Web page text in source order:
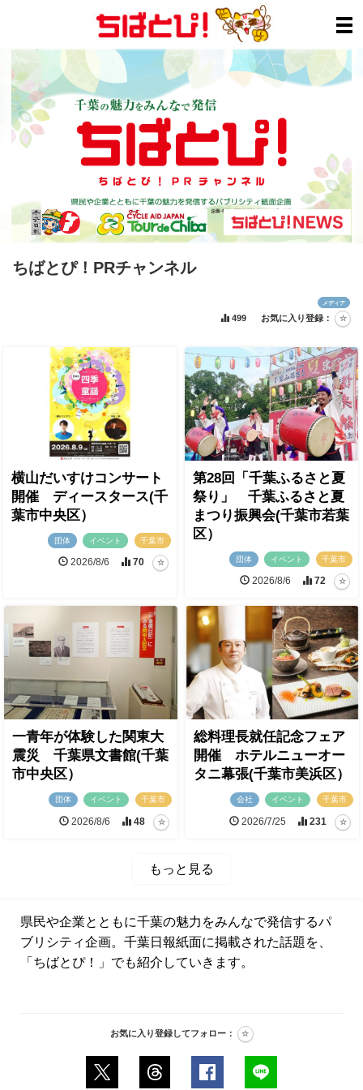
ちばとぴ！PRチャンネル
メディア
499 お気に入り登録：
横山だいすけコンサート
開催 ディースタース(千
葉市中央区）
団体 イベント 千葉市
2026/8/6 70
第28回「千葉ふるさと夏
祭り」 千葉ふるさと夏
まつり振興会(千葉市若葉
区）
団体 イベント 千葉市
2026/8/6 72
一青年が体験した関東大
震災 千葉県文書館(千葉
市中央区）
団体 イベント 千葉市
2026/8/6 48
総料理長就任記念フェア
開催 ホテルニューオー
タニ幕張(千葉市美浜区）
会社 イベント 千葉市
2026/7/25 231
もっと見る
県民や企業とともに千葉の魅力をみんなで発信するパ
ブリシティ企画。千葉日報紙面に掲載された話題を、
「ちばとぴ！」でも紹介していきます。
お気に入り登録してフォロー：